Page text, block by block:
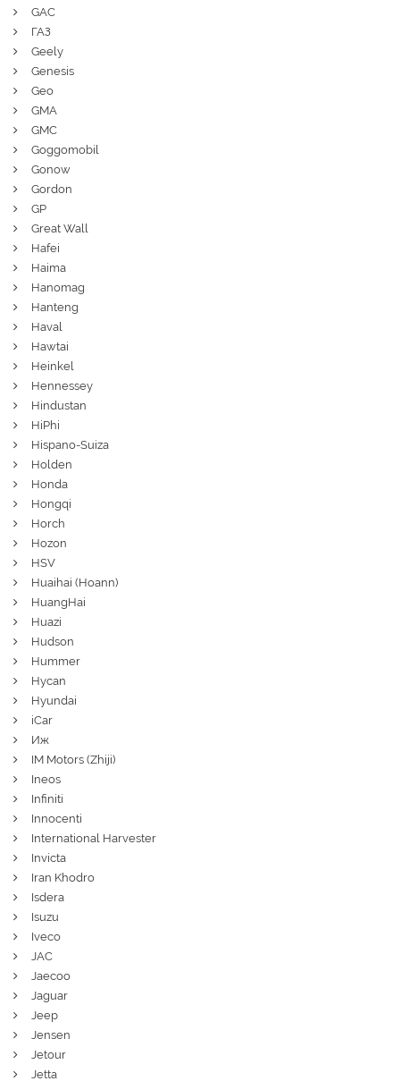
GAC
ГАЗ
Geely
Genesis
Geo
GMA
GMC
Goggomobil
Gonow
Gordon
GP
Great Wall
Hafei
Haima
Hanomag
Hanteng
Haval
Hawtai
Heinkel
Hennessey
Hindustan
HiPhi
Hispano-Suiza
Holden
Honda
Hongqi
Horch
Hozon
HSV
Huaihai (Hoann)
HuangHai
Huazi
Hudson
Hummer
Hycan
Hyundai
iCar
Иж
IM Motors (Zhiji)
Ineos
Infiniti
Innocenti
International Harvester
Invicta
Iran Khodro
Isdera
Isuzu
Iveco
JAC
Jaecoo
Jaguar
Jeep
Jensen
Jetour
Jetta